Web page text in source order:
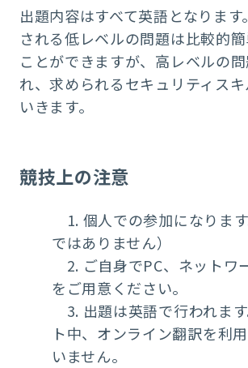
出題内容はすべて英語となりま
される低レベルの問題は比較的
ことができますが、高レベルの
れ、求められるセキュリティス
いきます。
競技上の注意
1. 個人での参加になりま
ではありません）
2. ご自身でPC、ネットワ
をご用意ください。
3. 出題は英語で行われま
ト中、オンライン翻訳を利
いません。